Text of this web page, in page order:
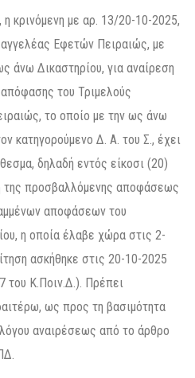
κρινόμενη με αρ. 13/20-10-2025,
Εφετών Πειραιώς, με
άνω Δικαστηρίου, για αναίρεση
του Τριμελούς
το οποίο με την ως άνω
κατηγορούμενο Δ. Α. του Σ., έχει
δηλαδή εντός είκοσι (20)
προσβαλλόμενης αποφάσεως
αποφάσεων του
η οποία έλαβε χώρα στις 2-
ασκήθηκε στις 20-10-2025
του Κ.Ποιν.Δ.). Πρέπει
ως προς τη βασιμότητα
αναιρέσεως από το άρθρο